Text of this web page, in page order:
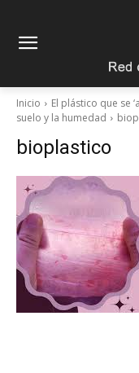
Inicio
El plástico que se
suelo y la humedad
bioplastico